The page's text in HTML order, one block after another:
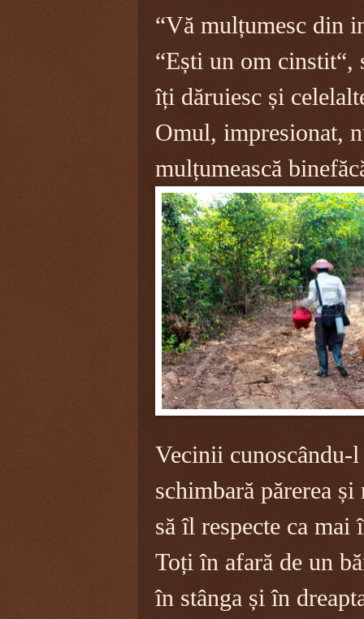
“Vă mulțumesc din
“Ești un om cinstit“,
îți dăruiesc și
Omul, impresionat,
mulțumească
Vecinii
schimbară părerea
să îl respecte ca mai
Toți în afară de un
în stânga și în